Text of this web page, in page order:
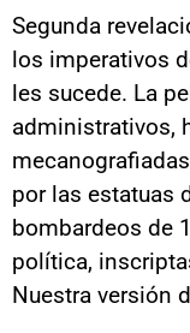
Segunda
los imperativos
les sucede. La
administrativos,
por las estatuas
bombardeos de
política,
Nuestra versión